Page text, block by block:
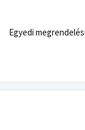
Egyedi